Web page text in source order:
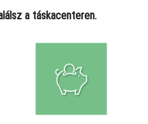
a táskacenteren.